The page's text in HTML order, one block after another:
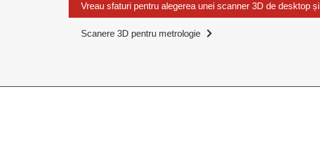
Vreau sfaturi pentru alegerea unei scanner 3D de desktop
Scanere 3D pentru metrologie